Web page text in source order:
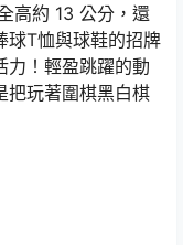
高約 13 公分，還
球T恤與球鞋的招牌
力！輕盈跳躍的動
把玩著圍棋黑白棋